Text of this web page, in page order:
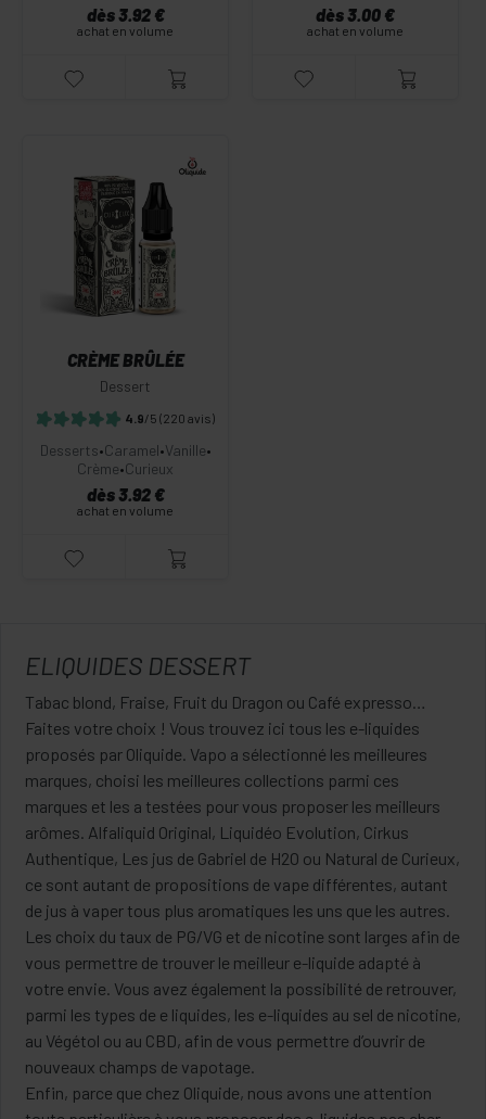
dès 3.92 €
achat en volume
dès 3.00 €
achat en volume
CRÈME BRÛLÉE
Dessert
4.9/5 (220 avis)
Desserts•Caramel•Vanille•
Crème•Curieux
dès 3.92 €
achat en volume
ELIQUIDES DESSERT
Tabac blond, Fraise, Fruit du Dragon ou Café expresso…
Faites votre choix ! Vous trouvez ici tous les e-liquides
proposés par Oliquide. Vapo a sélectionné les meilleures
marques, choisi les meilleures collections parmi ces
marques et les a testées pour vous proposer les meilleurs
arômes. Alfaliquid Original, Liquidéo Evolution, Cirkus
Authentique, Les jus de Gabriel de H2O ou Natural de Curieux,
ce sont autant de propositions de vape différentes, autant
de jus à vaper tous plus aromatiques les uns que les autres.
Les choix du taux de PG/VG et de nicotine sont larges afin de
vous permettre de trouver le meilleur e-liquide adapté à
votre envie. Vous avez également la possibilité de retrouver,
parmi les types de e liquides, les e-liquides au sel de nicotine,
au Végétol ou au CBD, afin de vous permettre d’ouvrir de
nouveaux champs de vapotage.
Enfin, parce que chez Oliquide, nous avons une attention